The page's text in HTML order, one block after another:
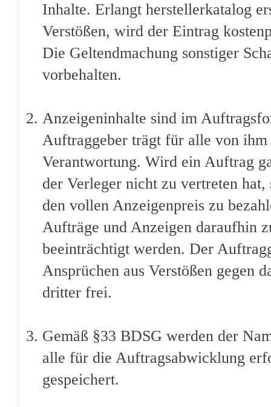
Inhalte. Erlangt herstellerkatalog
Verstößen, wird der Eintrag
Die Geltendmachung sonstiger
vorbehalten.
Anzeigeninhalte sind im
Auftraggeber trägt für alle von
Verantwortung. Wird ein Auftrag
der Verleger nicht zu vertreten
den vollen Anzeigenpreis zu
Aufträge und Anzeigen daraufhin
beeinträchtigt werden. Der
Ansprüchen aus Verstößen gegen
dritter frei.
Gemäß §33 BDSG werden der
alle für die Auftragsabwicklung
gespeichert.